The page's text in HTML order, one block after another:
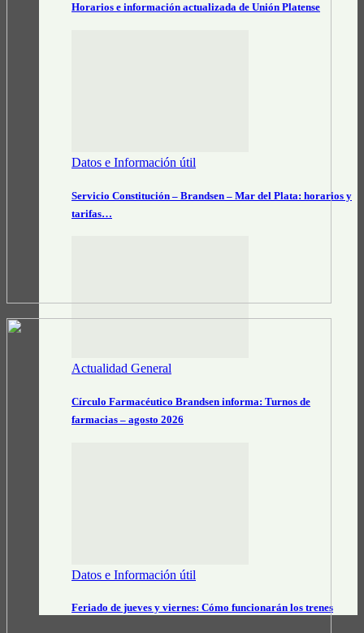
Horarios e información actualizada de Unión Platense
Datos e Información útil
Servicio Constitución – Brandsen – Mar del Plata: horarios y
tarifas…
Actualidad General
Círculo Farmacéutico Brandsen informa: Turnos de
farmacias – agosto 2026
Datos e Información útil
Feriado de jueves y viernes: Cómo funcionarán los trenes